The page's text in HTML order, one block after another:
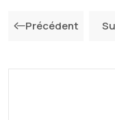
Précédent